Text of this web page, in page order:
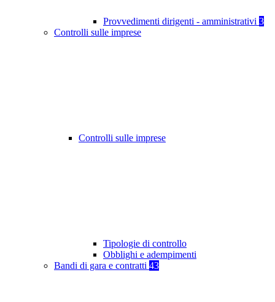
Provvedimenti dirigenti - amministrativi 3
Controlli sulle imprese
Controlli sulle imprese
Tipologie di controllo
Obblighi e adempimenti
Bandi di gara e contratti 43